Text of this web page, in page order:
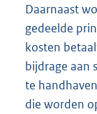
Daarnaast
gedeelde
kosten
bijdrage aan
te
die worden